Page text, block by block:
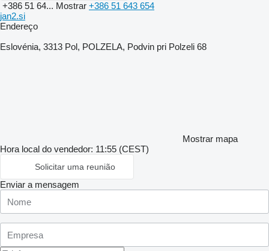
+386 51 64... Mostrar +386 51 643 654
jan2.si
Endereço
Eslovénia, 3313 Pol, POLZELA, Podvin pri Polzeli 68
Mostrar mapa
Hora local do vendedor: 11:55 (CEST)
Solicitar uma reunião
Enviar a mensagem